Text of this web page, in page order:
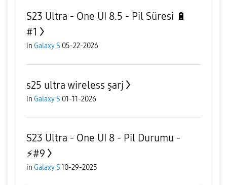
S23 Ultra - One UI 8.5 - Pil Süresi 🔋
#1
in Galaxy S 05-22-2026
s25 ultra wireless şarj
in Galaxy S 01-11-2026
S23 Ultra - One UI 8 - Pil Durumu -
⚡️#9
in Galaxy S10-29-2025